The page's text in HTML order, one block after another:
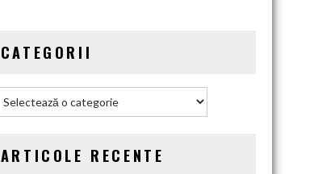
CATEGORII
ARTICOLE RECENTE